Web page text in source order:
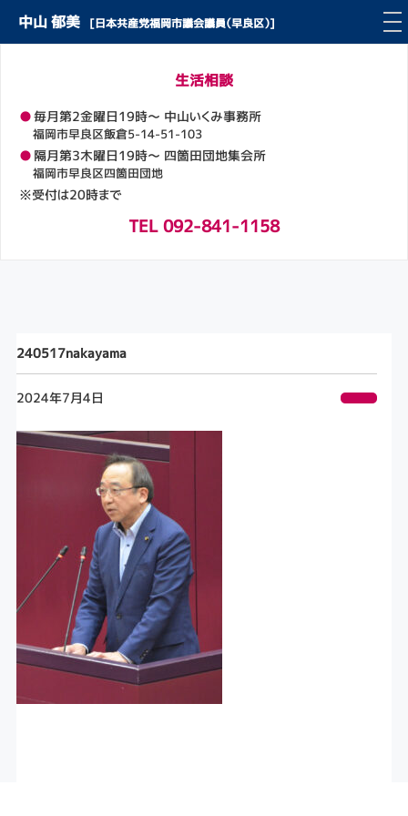
中山 郁美 [日本共産党福岡市議会議員（早良区）]
生活相談
●毎月第2金曜日19時～ 中山いくみ事務所
福岡市早良区飯倉5-14-51-103
● 隔月第3木曜日19時～ 四箇田団地集会所
福岡市早良区四箇田団地
※受付は20時まで
TEL 092-841-1158
240517nakayama
2024年7月4日